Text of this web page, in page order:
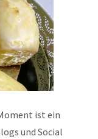
ist ein
und Social